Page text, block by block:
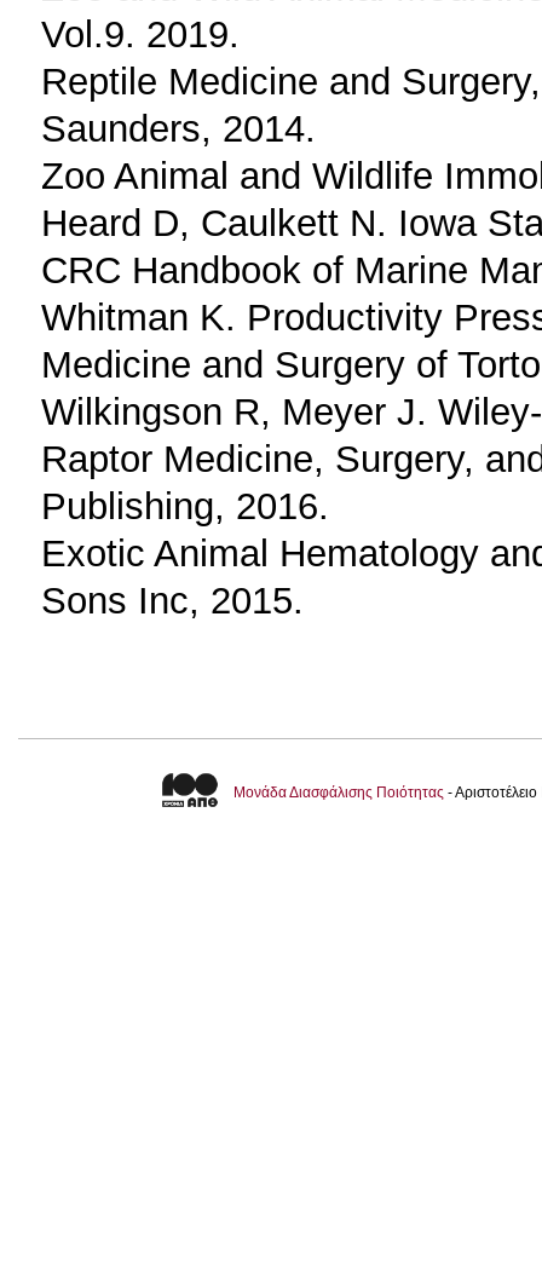
Vol.9. 2019.
Reptile Medicine and
Saunders, 2014.
Zoo Animal and Wildlife
Heard D, Caulkett N. Iowa
CRC Handbook of Marine
Whitman K. Productivity
Medicine and Surgery of
Wilkingson R, Meyer J.
Raptor Medicine, Surgery,
Publishing, 2016.
Exotic Animal Hematology
Sons Inc, 2015.
Μονάδα Διασφάλισης Ποιότητας -